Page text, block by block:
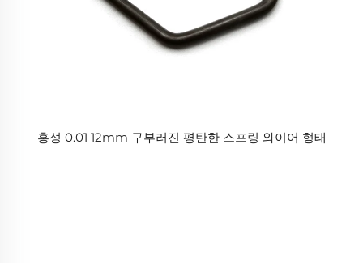
홍성 0.01 12mm 구부러진 평탄한 스프링 와이어 형태